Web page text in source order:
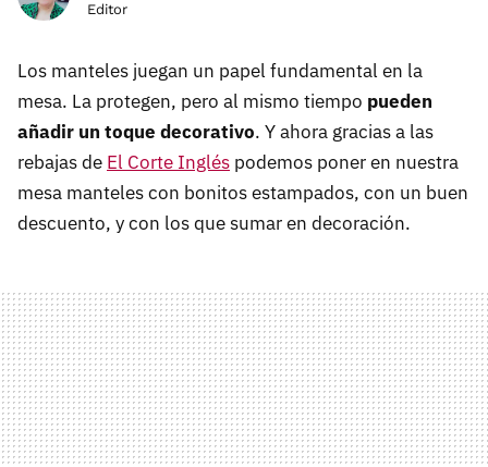
Editor
Los manteles juegan un papel fundamental en la
mesa. La protegen, pero al mismo tiempo pueden
añadir un toque decorativo. Y ahora gracias a las
rebajas de El Corte Inglés podemos poner en nuestra
mesa manteles con bonitos estampados, con un buen
descuento, y con los que sumar en decoración.